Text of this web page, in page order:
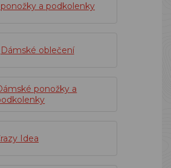
a podkolenky
Dámské oblečení
ponožky a
Idea